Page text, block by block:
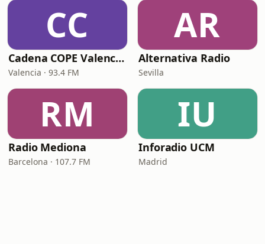
CC
Cadena COPE Valencia 93.4
Valencia · 93.4 FM
AR
Alternativa Radio
Sevilla
RM
Radio Mediona
Barcelona · 107.7 FM
IU
Inforadio UCM
Madrid